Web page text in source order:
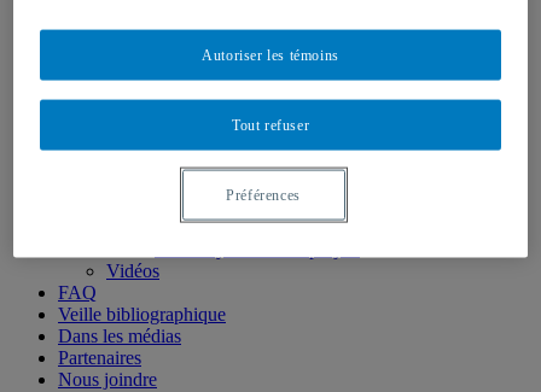
Étudiantes et étudiantes
Blogue
Colloque
Publications
Mémoires et thèses
Rapports
Vidéos
FAQ
Veille bibliographique
Dans les médias
Partenaires
Nous joindre
Tout refuser
Autoriser les témoins
Préférences